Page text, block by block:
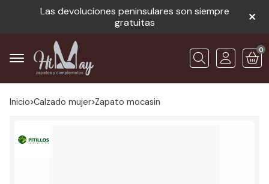
Las devoluciones peninsulares son siempre
gratuitas
Buscar
0
Inicio calzado mujer zapato mocasin